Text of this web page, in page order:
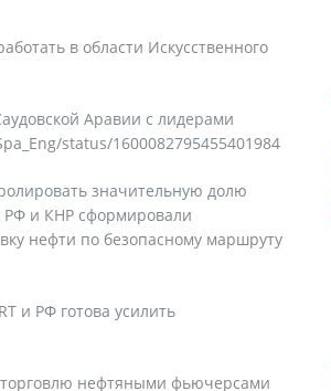
в области Искусственного
Аравии с лидерами
status/1600082795455401984
значительную долю
РФ и КНР сформировали
нефти по безопасному маршруту
и РФ готова усилить
торговлю нефтяными фьючерсами